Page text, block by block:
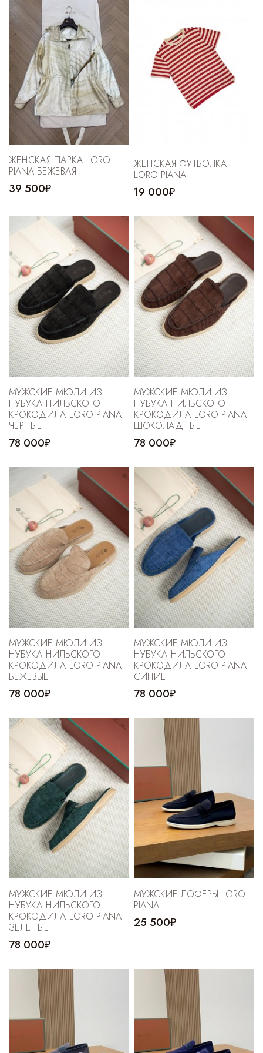
ЖЕНСКАЯ ПАРКА LORO
PIANA БЕЖЕВАЯ
39 500₽
ЖЕНСКАЯ ФУТБОЛКА
LORO PIANA
19 000₽
МУЖСКИЕ МЮЛИ ИЗ
НУБУКА НИЛЬСКОГО
КРОКОДИЛА LORO PIANA
ЧЕРНЫЕ
78 000₽
МУЖСКИЕ МЮЛИ ИЗ
НУБУКА НИЛЬСКОГО
КРОКОДИЛА LORO PIANA
ШОКОЛАДНЫЕ
78 000₽
МУЖСКИЕ МЮЛИ ИЗ
НУБУКА НИЛЬСКОГО
КРОКОДИЛА LORO PIANA
БЕЖЕВЫЕ
78 000₽
МУЖСКИЕ МЮЛИ ИЗ
НУБУКА НИЛЬСКОГО
КРОКОДИЛА LORO PIANA
СИНИЕ
78 000₽
МУЖСКИЕ МЮЛИ ИЗ
НУБУКА НИЛЬСКОГО
КРОКОДИЛА LORO PIANA
ЗЕЛЕНЫЕ
78 000₽
МУЖСКИЕ ЛОФЕРЫ LORO
PIANA
25 500₽
Cпортивные брюки
Комбинезоны